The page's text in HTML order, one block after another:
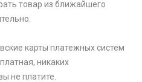
товар из ближайшего
карты платежных систем
никаких
не платите.